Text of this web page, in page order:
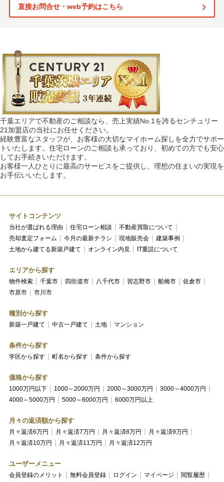
直接お問合せ・web予約はこちら
千葉エリアで不動産のご相談なら、売上実績No.1を誇るセンチュリー
21加盟店の当社にお任せください。
経験豊富なスタッフが、お客様の大切なマイホーム探しを全力でサポー
トいたします。住宅ローンのご相談も承っており、初めての方でも安心
してお手続きいただけます。
お客様一人ひとりに最高のサービスをご提供し、理想の住まいの実現を
お手伝いいたします。
サイトコンテンツ
当社が選ばれる理由 住宅ローン相談
不動産買取について
売却査定フォーム
今月の最新チラシ 現地販売会
建築事例
土地から建てる新築戸建て
オンライン内見 IT重説について
エリアから探す
物件検索 千葉市 四街道市 八千代市 習志野市 船橋市
佐倉市
市原市
市川市
種別から探す
新築一戸建て 中古一戸建て 土地 マンション
条件から探す
学区から探す 町名から探す 条件から探す
価格から探す
1000万円以下 1000～2000万円 2000～3000万円
3000～4000万円
4000～5000万円
5000～6000万円 6000万円以上
月々の返済額から探す
月々返済6万円 月々返済7万円 月々返済8万円
月々返済9万円
月々返済10万円
月々返済11万円 月々返済12万円
ユーザーメニュー
会員登録のメリット 無料会員登録 ログイン マイページ
閲覧履歴